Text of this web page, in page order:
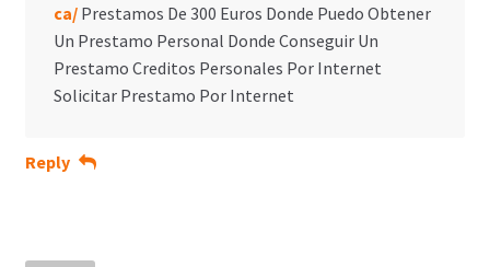
ca/Prestamos De 300 Euros Donde Puedo Obtener
Un Prestamo Personal Donde Conseguir Un
Prestamo Creditos Personales Por Internet
Solicitar Prestamo Por Internet
Reply